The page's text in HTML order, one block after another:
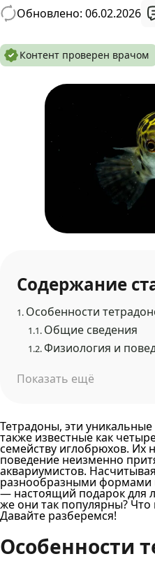
Обновлено: 06.02.2026
Контент проверен врачом
Содержание
1. Особенности
1.1. Общие сведения
1.2.Физиология и
Показать ещё
Тетрадоны, эти
также известные как
семейству иглобрюхов. Их
поведение неизменно
аквариумистов.
разнообразными формами
— настоящий подарок для
же они так популярны? Что
Давайте разберемся!
Особенности